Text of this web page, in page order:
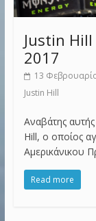
Justin Hill
2017
13
Justin Hill
Αναβάτης
Hill, ο οποίος
Αμερικάνικου
Read more